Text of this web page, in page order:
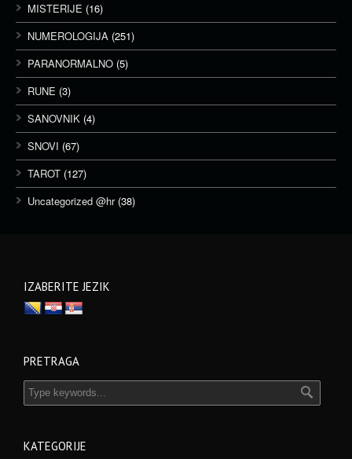
MISTERIJE (16)
NUMEROLOGIJA (251)
PARANORMALNO (5)
RUNE (3)
SANOVNIK (4)
SNOVI (67)
TAROT (127)
Uncategorized @hr(38)
IZABERITE JEZIK
PRETRAGA
KATEGORIJE